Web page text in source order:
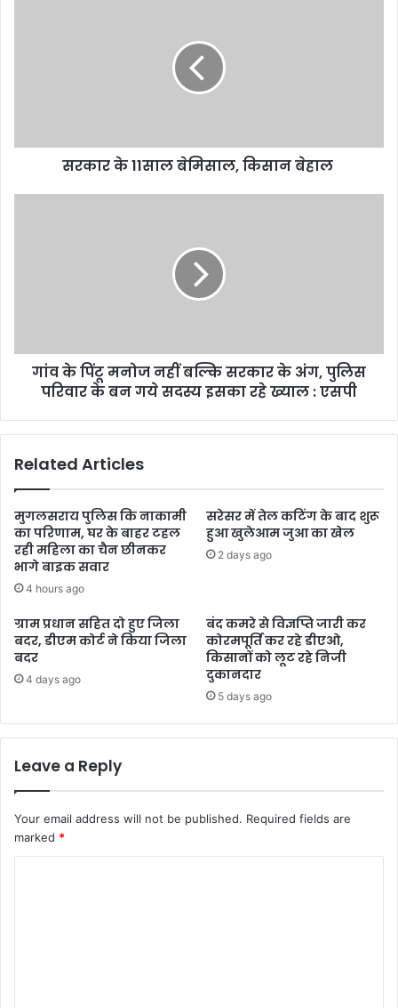
सरकार के 11साल बेमिसाल, किसान बेहाल
गांव के पिंटू मनोज नहीं बल्कि सरकार के अंग, पुलिस
परिवार के बन गये सदस्य इसका रहे ख्याल : एसपी
Related Articles
मुगलसराय पुलिस कि नाकामी
का परिणाम, घर के बाहर टहल
रही महिला का चैन छीनकर
भागे बाइक सवार
4 hours ago
सरेसर में तेल कटिंग के बाद शुरू
हुआ खुलेआम जुआ का खेल
2 days ago
ग्राम प्रधान सहित दो हुए जिला
बदर, डीएम कोर्ट ने किया जिला
बदर
4 days ago
बंद कमरे से विज्ञप्ति जारी कर
कोरमपूर्ति कर रहे डीएओ,
किसानों को लूट रहे निजी
दुकानदार
5 days ago
Leave a Reply
Your email address will not be published. Required fields are
marked *